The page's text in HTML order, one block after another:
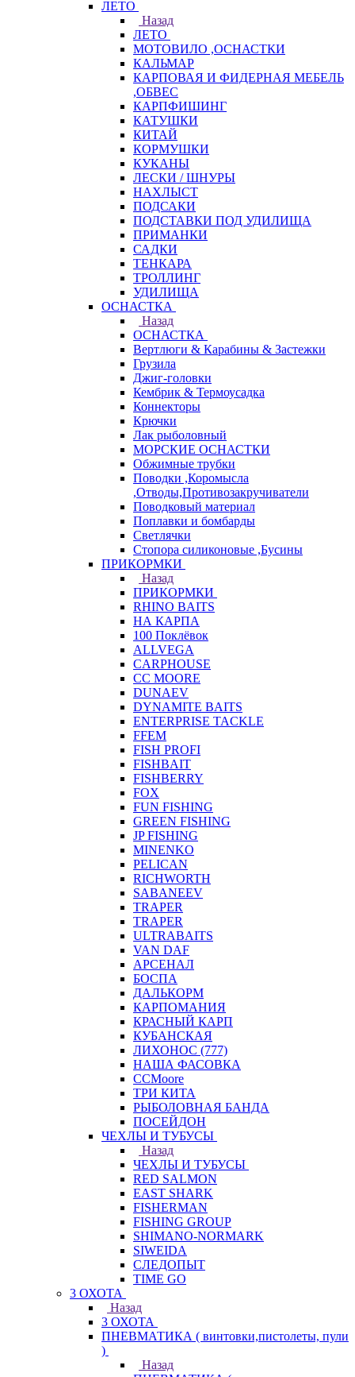
ЛЕТО
Назад
ЛЕТО
МОТОВИЛО ,ОСНАСТКИ
КАЛЬМАР
КАРПОВАЯ И ФИДЕРНАЯ МЕБЕЛЬ
,ОБВЕС
КАРПФИШИНГ
КАТУШКИ
КИТАЙ
КОРМУШКИ
КУКАНЫ
ЛЕСКИ / ШНУРЫ
НАХЛЫСТ
ПОДСАКИ
ПОДСТАВКИ ПОД УДИЛИЩА
ПРИМАНКИ
САДКИ
ТЕНКАРА
ТРОЛЛИНГ
УДИЛИЩА
ОСНАСТКА
Назад
ОСНАСТКА
Вертлюги & Карабины & Застежки
Грузила
Джиг-головки
Кембрик & Термоусадка
Коннекторы
Крючки
Лак рыболовный
МОРСКИЕ ОСНАСТКИ
Обжимные трубки
Поводки ,Коромысла
,Отводы,Противозакручиватели
Поводковый материал
Поплавки и бомбарды
Светлячки
Стопора силиконовые ,Бусины
ПРИКОРМКИ
Назад
ПРИКОРМКИ
RHINO BAITS
НА КАРПА
100 Поклёвок
ALLVEGA
CARPHOUSE
CC MOORE
DUNAEV
DYNAMITE BAITS
ENTERPRISE TACKLE
FFEM
FISH PROFI
FISHBAIT
FISHBERRY
FOX
FUN FISHING
GREEN FISHING
JP FISHING
MINENKO
PELICAN
RICHWORTH
SABANEEV
TRAPER
TRAPER
ULTRABAITS
VAN DAF
АРСЕНАЛ
БОСПА
ДАЛЬКОРМ
КАРПОМАНИЯ
КРАСНЫЙ КАРП
КУБАНСКАЯ
ЛИХОНОС (777)
НАША ФАСОВКА
СCMoore
ТРИ КИТА
РЫБОЛОВНАЯ БАНДА
ПОСЕЙДОН
ЧЕХЛЫ И ТУБУСЫ
Назад
ЧЕХЛЫ И ТУБУСЫ
RED SALMON
EAST SHARK
FISHERMAN
FISHING GROUP
SHIMANO-NORMARK
SIWEIDA
СЛЕДОПЫТ
TIME GO
3 ОХОТА
Назад
3 ОХОТА
ПНЕВМАТИКА ( винтовки,пистолеты, пули
)
Назад